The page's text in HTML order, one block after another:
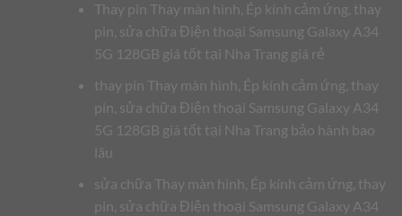
Thay pin Thay màn hình, Ép kính cảm ứng, thay
pin, sửa chữa Điện thoại Samsung Galaxy A34
5G 128GB giá tốt tại Nha Trang giá rẻ
thay pin Thay màn hình, Ép kính cảm ứng, thay
pin, sửa chữa Điện thoại Samsung Galaxy A34
5G 128GB giá tốt tại Nha Trang bảo hành bao
lâu
sửa chữa Thay màn hình, Ép kính cảm ứng, thay
pin, sửa chữa Điện thoại Samsung Galaxy A34